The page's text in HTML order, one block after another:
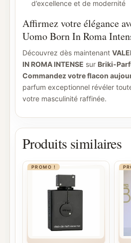
d’excellence et de modernité
Affirmez votre élégance
Uomo Born In Roma
Découvrez dès maintenant
IN ROMA INTENSE sur Briki-
Commandez votre flacon
parfum exceptionnel révéler
votre masculinité raffinée.
Produits similaires
PROMO !